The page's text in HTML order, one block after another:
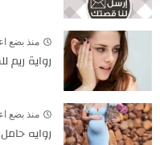
منذ بضع
رواية ريم
منذ بضع
روايه